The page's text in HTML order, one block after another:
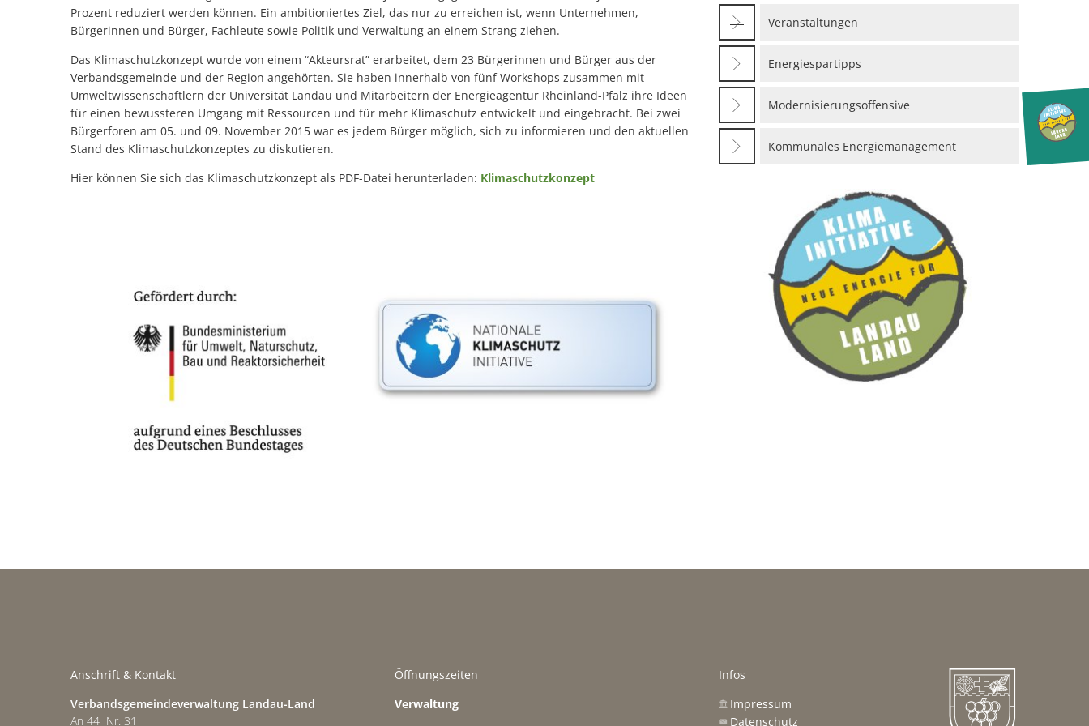
Prozent reduziert werden können. Ein ambitioniertes Ziel, das nur zu erreichen ist, wenn Unternehmen,
Bürgerinnen und Bürger, Fachleute sowie Politik und Verwaltung an einem Strang ziehen.
Das Klimaschutzkonzept wurde von einem “Akteursrat” erarbeitet, dem 23 Bürgerinnen und Bürger aus der
Verbandsgemeinde und der Region angehörten. Sie haben innerhalb von fünf Workshops zusammen mit
Umweltwissenschaftlern der Universität Landau und Mitarbeitern der Energieagentur Rheinland-Pfalz ihre Ideen
für einen bewussteren Umgang mit Ressourcen und für mehr Klimaschutz entwickelt und eingebracht. Bei zwei
Bürgerforen am 05. und 09. November 2015 war es jedem Bürger möglich, sich zu informieren und den aktuellen
Stand des Klimaschutzkonzeptes zu diskutieren.
Hier können Sie sich das Klimaschutzkonzept als PDF-Datei herunterladen: Klimaschutzkonzept
Veranstaltungen
Energiespartipps
Modernisierungsoffensive
Kommunales Energiemanagement
Anschrift & Kontakt
Verbandsgemeindeverwaltung Landau-Land
An 44 Nr. 31
Öffnungszeiten
Verwaltung
Infos
Impressum
Datenschutz